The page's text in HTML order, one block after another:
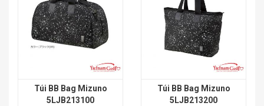
Túi BB Bag Mizuno
5LJB213100
Túi BB Bag Mizuno
5LJB213200